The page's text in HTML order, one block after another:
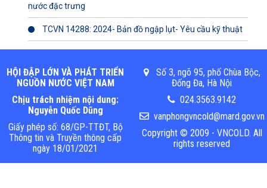
nước đặc trưng
TCVN 14288: 2024- Bản đồ ngập lụt- Yêu cầu kỹ thuật
HỘI ĐẬP LỚN VÀ PHÁT TRIỂN
NGUỒN NƯỚC VIỆT NAM
Chịu trách nhiệm nội dung:
Nguyễn Quốc Dũng
Giấy phép số: 68/GP-TTĐT, Bộ
Thông tin và Truyền thông cấp
ngày 18/01/2021
Số 3, ngõ 95, phố Chùa Bộc,
Đống Đa, Hà Nội
024.3563.9142
vanphongvncold@mard.gov.vn
Copyright © 2009 - VNCOLD. All
rights reserved